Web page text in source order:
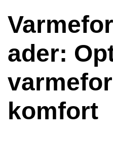
ader:
komfort